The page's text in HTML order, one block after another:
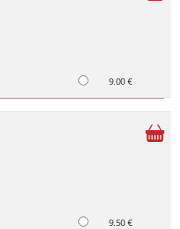
9.00 €
9.50 €